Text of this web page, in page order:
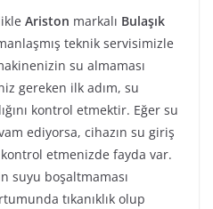
Ariston markalı Bulaşık
teknik servisimizle
su almaması
gereken ilk adım, su
kontrol etmektir. Eğer su
ediyorsa, cihazın su giriş
etmenizde fayda var.
suyu boşaltmaması
tıkanıklık olup